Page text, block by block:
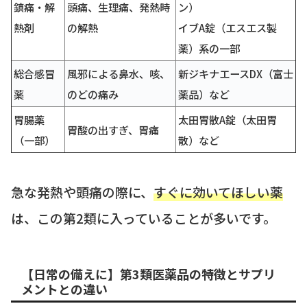
鎮痛・解
熱剤
頭痛、生理痛、発熱時
の解熱
ン）
イブA錠（エスエス製
薬）系の一部
総合感冒
薬
風邪による鼻水、咳、
のどの痛み
新ジキナエースDX（富士
薬品）など
胃腸薬
（一部）
胃酸の出すぎ、胃痛
太田胃散A錠（太田胃
散）など
急な発熱や頭痛の際に、 すぐに効いてほしい薬
は、この第2類に入っていることが多いです。
【日常の備えに】第3類医薬品の特徴とサプリ
メントとの違い